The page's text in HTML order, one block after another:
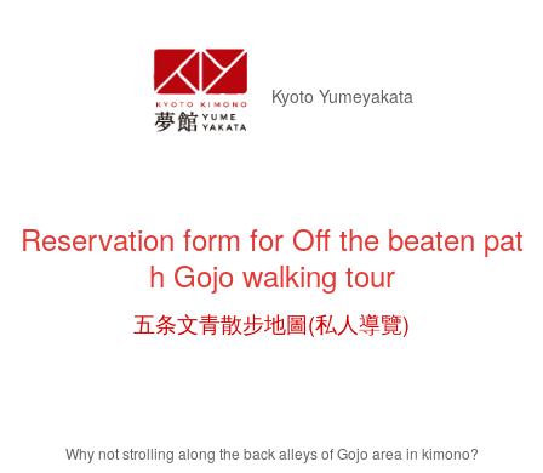
Kyoto Yumeyakata
Reservation form for Off the beaten pat
h Gojo walking tour
五条文青散步地圖(私人導覽)
Why not strolling along the back alleys of Gojo area in kimono?